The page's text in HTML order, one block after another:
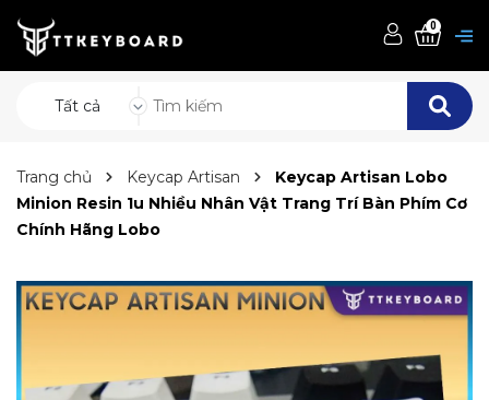
Tất cả
0
Trang chủ Keycap Artisan
Keycap Artisan Lobo
Minion Resin 1u Nhiều Nhân Vật Trang Trí Bàn Phím Cơ
Chính Hãng Lobo